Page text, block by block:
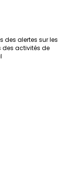
des alertes sur les
des activités de